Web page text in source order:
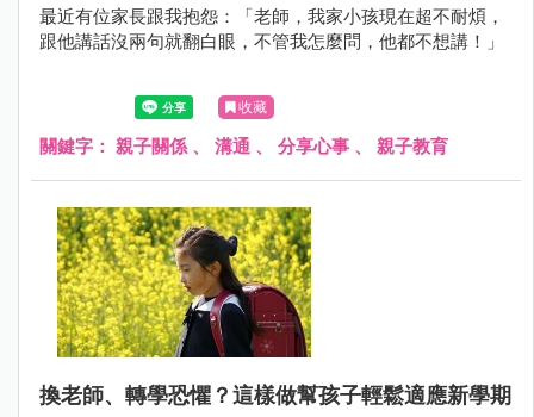
最近有位家長跟我抱怨：「老師，我家小孩現在超不耐煩，
跟他講話沒兩句就翻白眼，不管我怎麼問，他都不想講！」
收藏
關鍵字： 親子關係 、 溝通 、 分享心事 、 親子教育
換老師、轉學恐懼？這樣做幫孩子輕鬆適應新學期